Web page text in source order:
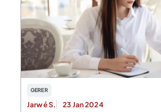
GERER
Jarwé S. 23 Jan 2024